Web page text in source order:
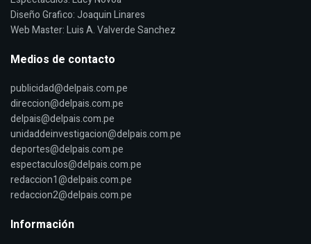
Diseño Grafico: Joaquin Linares
Web Master: Luis A. Valverde Sanchez
Medios de contacto
publicidad@delpais.com.pe
direccion@delpais.com.pe
delpais@delpais.com.pe
unidaddeinvestigacion@delpais.com.pe
deportes@delpais.com.pe
espectaculos@delpais.com.pe
redaccion1@delpais.com.pe
redaccion2@delpais.com.pe
Información